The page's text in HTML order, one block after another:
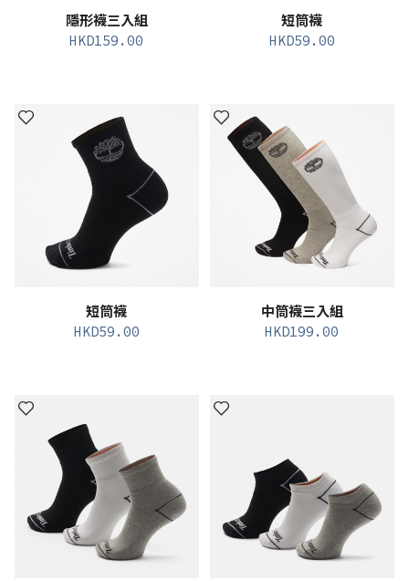
隱形襪三入組
HKD159.00
短筒襪
HKD59.00
短筒襪
HKD59.00
中筒襪三入組
HKD199.00